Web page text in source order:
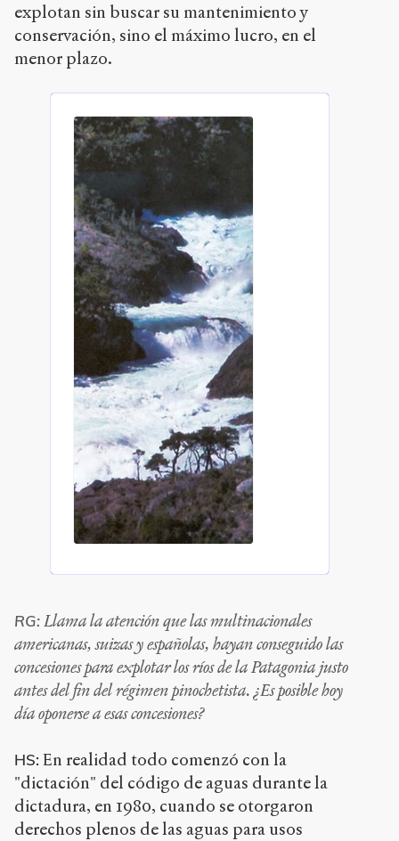
explotan sin buscar su mantenimiento y
conservación, sino el máximo lucro, en el
menor plazo.
RG:Llama la atención que las multinacionales
americanas, suizas y españolas, hayan conseguido las
concesiones para explotar los ríos de la Patagonia justo
antes del fin del régimen pinochetista. ¿Es posible hoy
día oponerse a esas concesiones?
HS: En realidad todo comenzó con la
"dictación" del código de aguas durante la
dictadura, en 1980, cuando se otorgaron
derechos plenos de las aguas para usos